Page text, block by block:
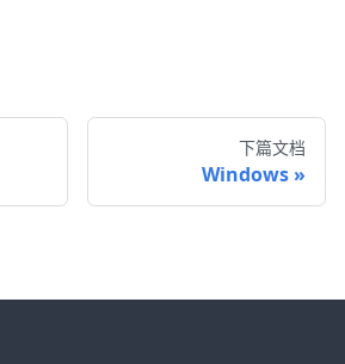
下篇文档
Windows